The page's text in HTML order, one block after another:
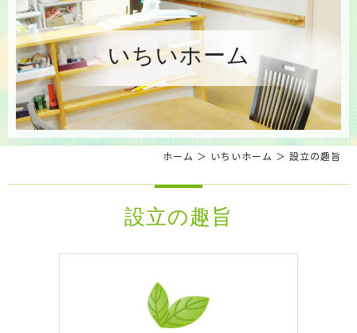
いちいホーム
ホーム ＞ いちいホーム ＞ 設立の趣旨
設立の趣旨